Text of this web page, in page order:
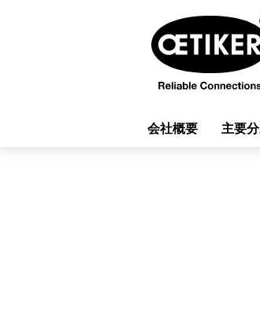
会社概要 主要